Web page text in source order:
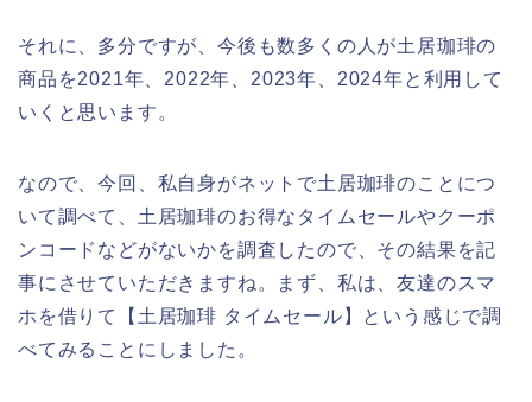
それに、多分ですが、今後も数多くの人が土居珈琲の
商品を2021年、2022年、2023年、2024年と利用して
いくと思います。
なので、今回、私自身がネットで土居珈琲のことにつ
いて調べて、土居珈琲のお得なタイムセールやクーポ
ンコードなどがないかを調査したので、その結果を記
事にさせていただきますね。まず、私は、友達のスマ
ホを借りて【土居珈琲 タイムセール】という感じで調
べてみることにしました。